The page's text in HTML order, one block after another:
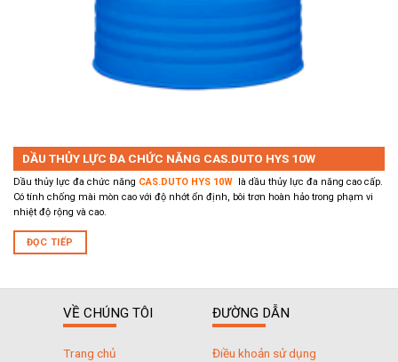
DẦU THỦY LỰC ĐA CHỨC NĂNG CAS.DUTO HYS 10W
Dầu thủy lực đa chức năng CAS.DUTO HYS 10W là dầu thủy lực đa năng cao cấp.
Có tính chống mài mòn cao với độ nhớt ổn định, bôi trơn hoàn hảo trong phạm vi
nhiệt độ rộng và cao.
ĐỌC TIẾP
VỀ CHÚNG TÔI
Trang chủ
ĐƯỜNG DẪN
Điều khoản sử dụng